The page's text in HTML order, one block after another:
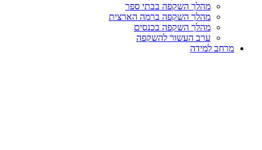
מהלך השקפה בבתי ספר
מהלך השקפה ברמה הארצית
מהלך השקפה בכנסים
ערב העשור להשקפה
מרחב למידה